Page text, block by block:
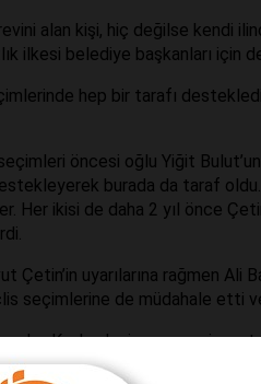
alan kişi, hiç değilse kendi
ilkesi belediye başkanları için
hep bir tarafı
öncesi oğlu Yiğit
burada da taraf
Her ikisi de daha 2 yıl önce
uyarılarına rağmen Ali
seçimlerine de müdahale etti
Kaybedeni sevmez
edilir.